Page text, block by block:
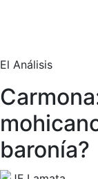
El Análisis
baronía?